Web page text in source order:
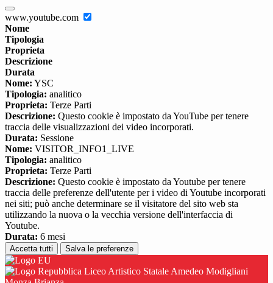
www.youtube.com
Nome
Tipologia
Proprieta
Descrizione
Durata
Nome: YSC
Tipologia: analitico
Proprieta: Terze Parti
Descrizione: Questo cookie è impostato da YouTube per tenere
traccia delle visualizzazioni dei video incorporati.
Durata: Sessione
Nome: VISITOR_INFO1_LIVE
Tipologia: analitico
Proprieta: Terze Parti
Descrizione: Questo cookie è impostato da Youtube per tenere
traccia delle preferenze dell'utente per i video di Youtube incorporati
nei siti; può anche determinare se il visitatore del sito web sta
utilizzando la nuova o la vecchia versione dell'interfaccia di
Youtube.
Durata: 6 mesi
Accetta tutti Salva le preferenze
Liceo Artistico Statale Amedeo Modigliani